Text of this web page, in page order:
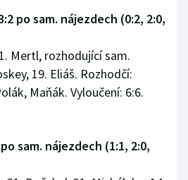
po sam. nájezdech (0:2, 2:0,
Mertl, rozhodující sam.
19. Eliáš. Rozhodčí:
Maňák. Vyloučení: 6:6.
sam. nájezdech (1:1, 2:0,